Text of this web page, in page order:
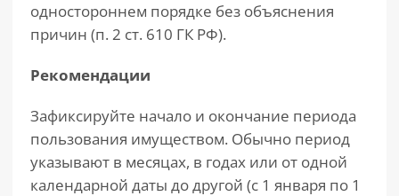
одностороннем порядке без объяснения
причин (п. 2 ст. 610 ГК РФ).
Рекомендации
Зафиксируйте начало и окончание периода
пользования имуществом. Обычно период
указывают в месяцах, в годах или от одной
календарной даты до другой (с 1 января по 1